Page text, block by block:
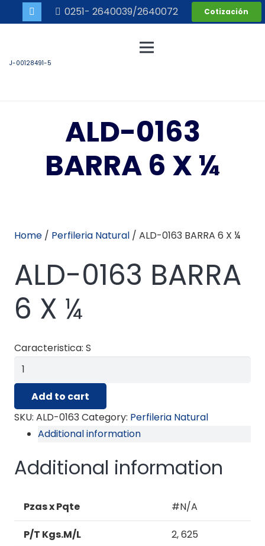
0251- 2640039/2640072 Cotización
J-00128491-5
ALD-0163
BARRA 6 X ¼
Home / Perfileria Natural / ALD-0163 BARRA 6 X ¼
ALD-0163 BARRA
6 X ¼
Caracteristica: S
ALD-
0163
BARRA
6
quantity
Add to cart
SKU: ALD-0163Category: Perfileria Natural
Additional information
Additional information
Pzas x Pqte #N/A
P/T Kgs.M/L 2, 625